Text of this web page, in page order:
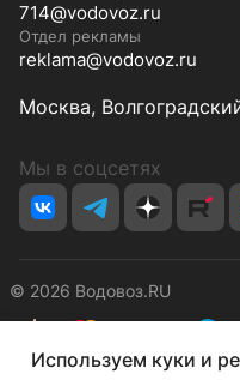
714@vodovoz.ru
Отдел рекламы
reklama@vodovoz.ru
Москва,
Мы в соцсетях
© 2026 Водовоз.RU
Конфиденциальность
Используем куки и